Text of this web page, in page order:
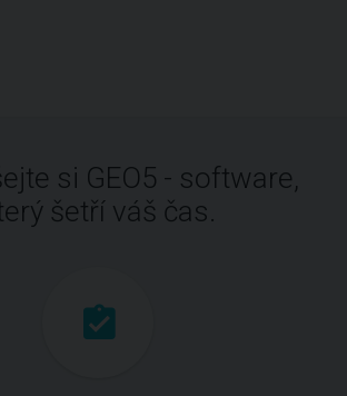
si GEO5 - software,
šetří váš čas.